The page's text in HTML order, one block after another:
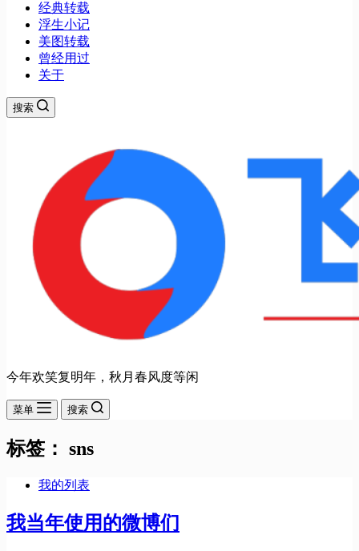
经典转载
浮生小记
美图转载
曾经用过
关于
搜索
今年欢笑复明年，秋月春风度等闲
菜单 搜索
标签： sns
我的列表
我当年使用的微博们